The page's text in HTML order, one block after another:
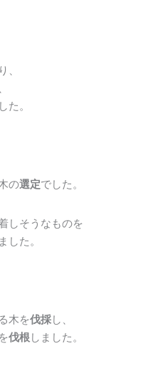
、
た。
の選定でした。
しそうなものを
した。
木を伐採し、
伐根しました。